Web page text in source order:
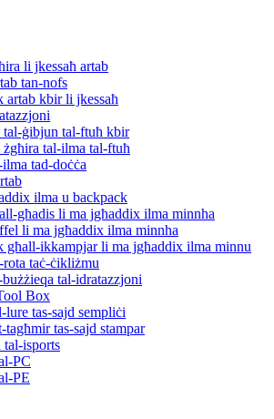
li jkessaħ artab
tan-nofs
artab kbir li jkessaħ
tal-ġibjun tal-ftuħ kbir
żgħira tal-ilma tal-ftuħ
tad-doċċa
ilma u backpack
għadis li ma jgħaddix ilma minnha
li ma jgħaddix ilma minnha
għall-ikkampjar li ma jgħaddix ilma minnu
rota taċ-ċikliżmu
tal-idratazzjoni
Box
lure tas-sajd sempliċi
tagħmir tas-sajd stampar
isports
PC
PE